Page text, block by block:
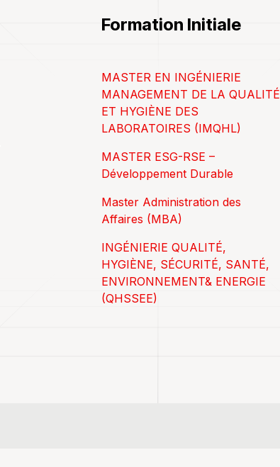
Formation Initiale
MASTER EN INGÉNIERIE
MANAGEMENT DE LA QUALITÉ
ET HYGIÈNE DES
LABORATOIRES (IMQHL)
MASTER ESG-RSE –
Développement Durable
Master Administration des
Affaires (MBA)
INGÉNIERIE QUALITÉ,
HYGIÈNE, SÉCURITÉ, SANTÉ,
ENVIRONNEMENT& ENERGIE
(QHSSEE)